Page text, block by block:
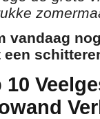
vandaag
een
10